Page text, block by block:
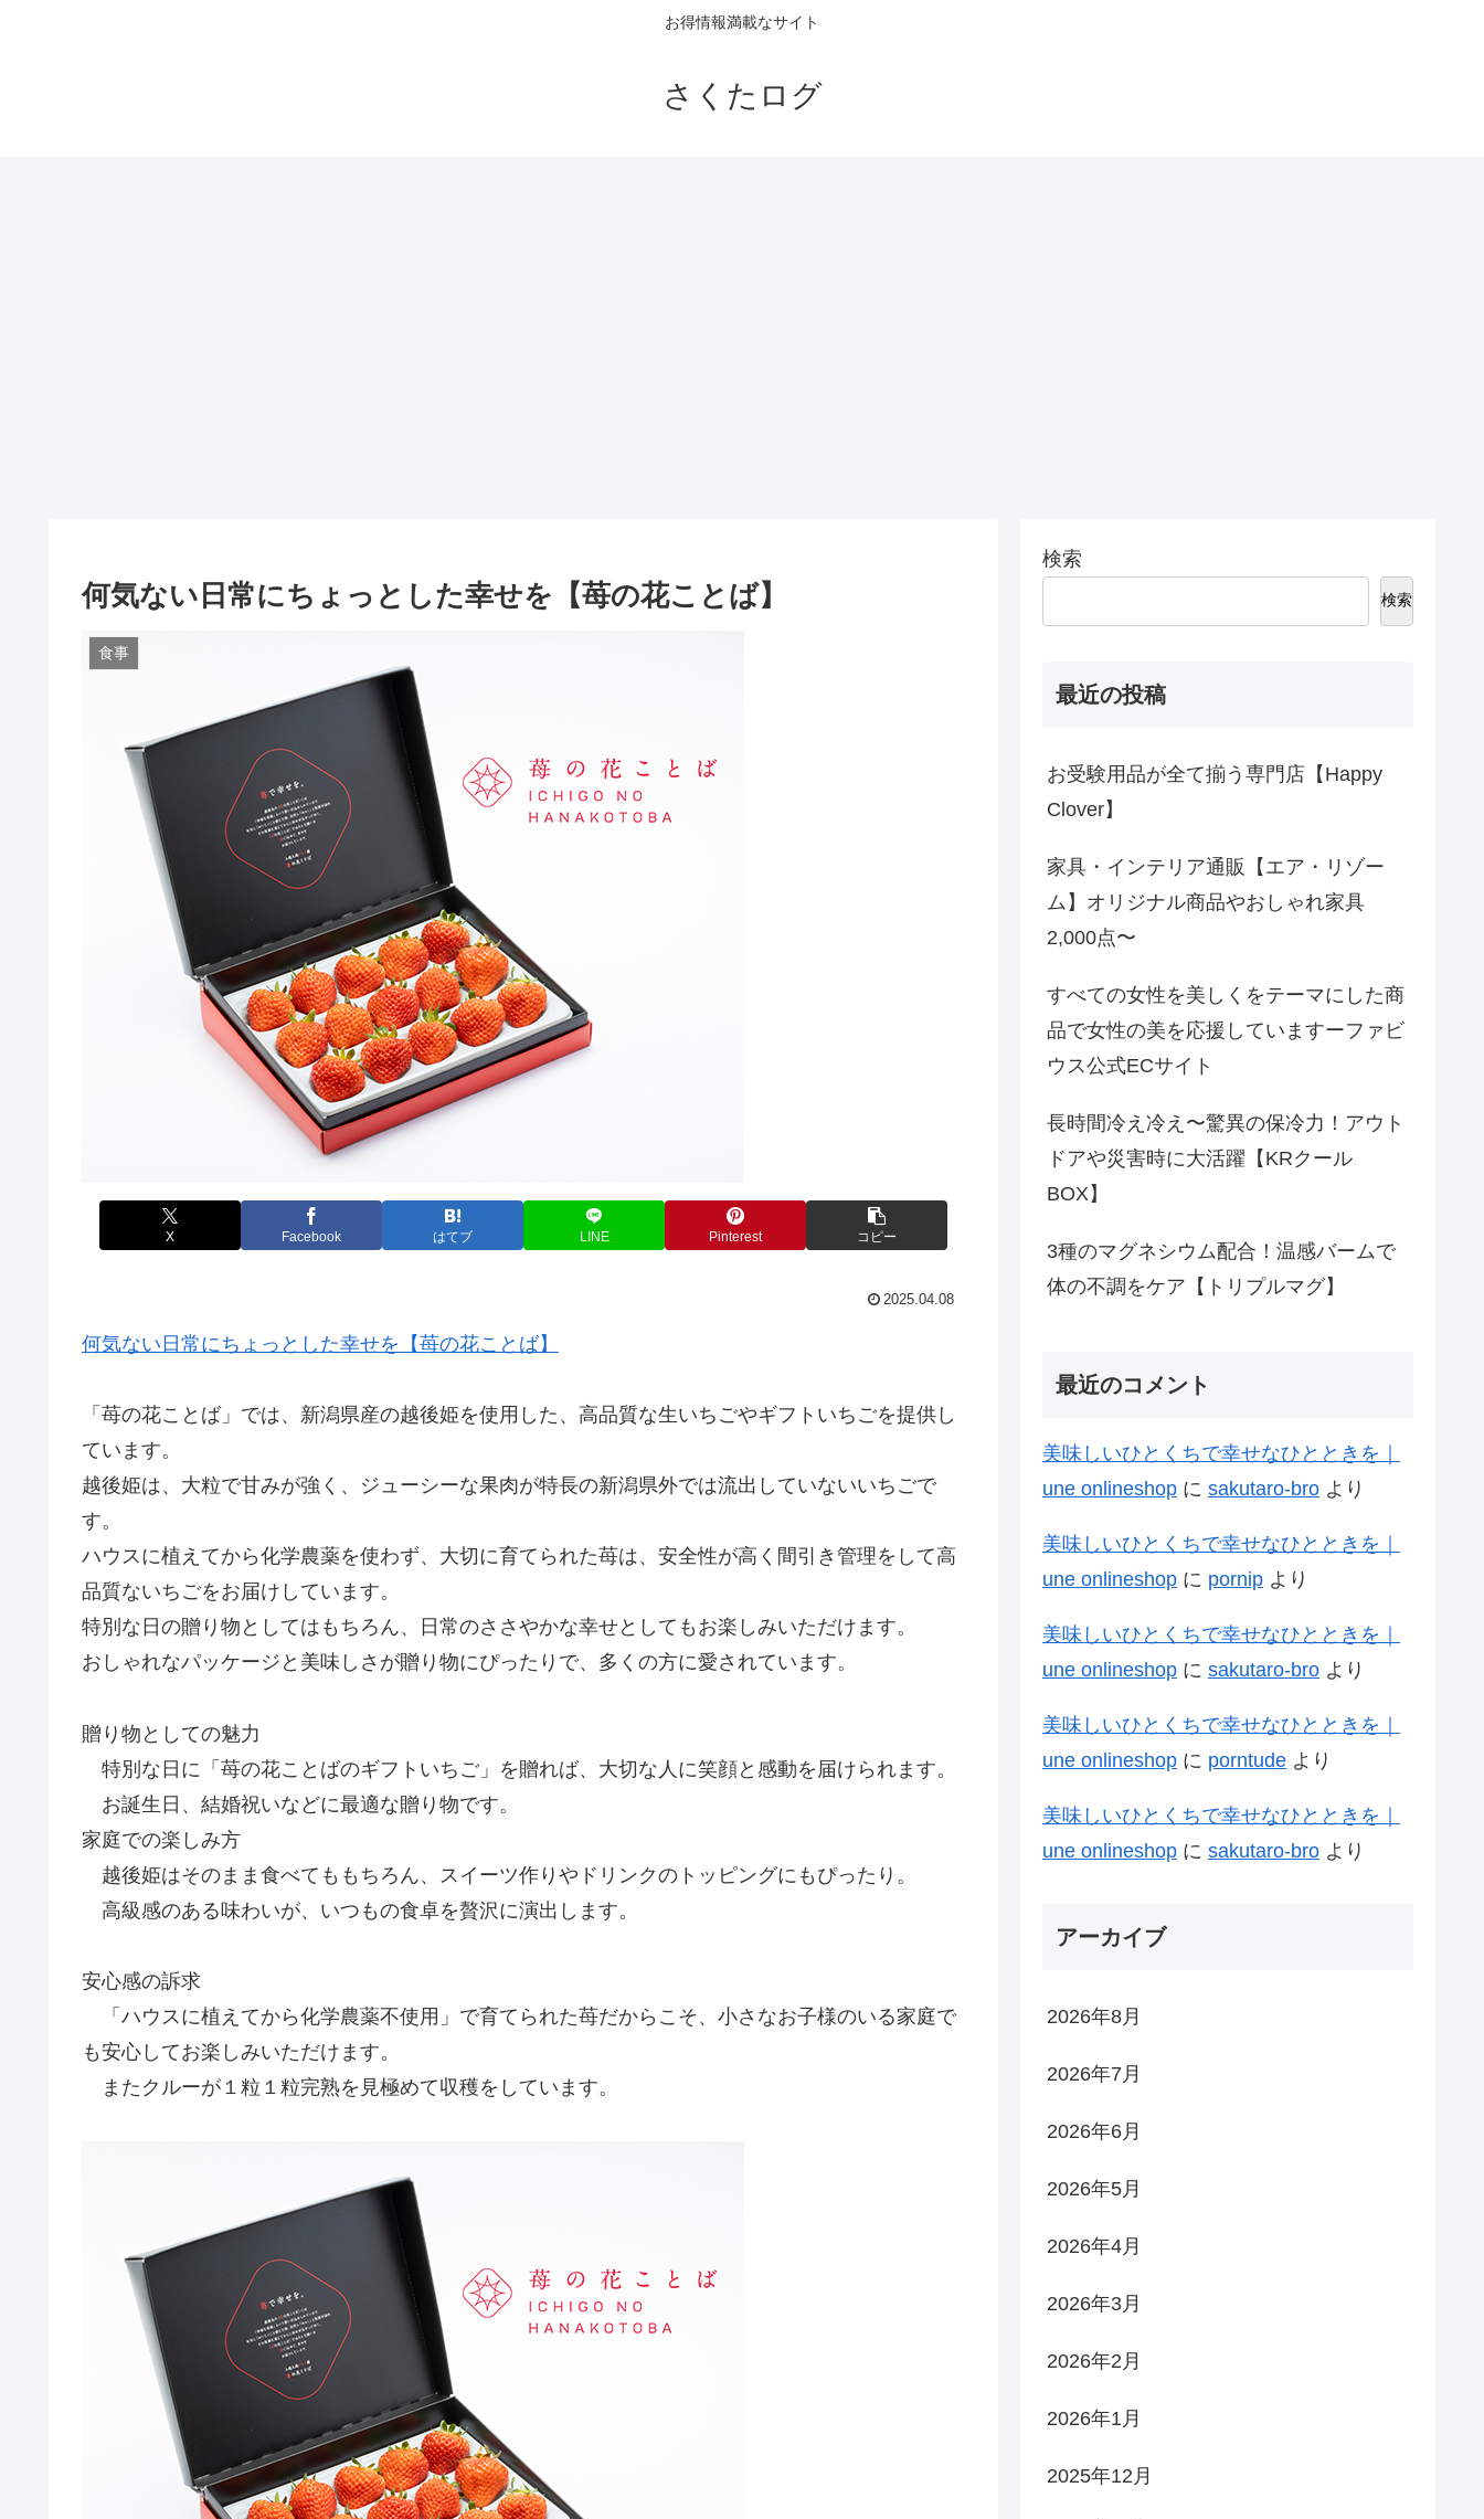
お得情報満載なサイト
さくたログ
何気ない日常にちょっとした幸せを【苺の花ことば】
食事
X Facebook はてブ LINE Pinterest コピー
2025.04.08
何気ない日常にちょっとした幸せを【苺の花ことば】
「苺の花ことば」では、新潟県産の越後姫を使用した、高品質な生いちごやギフトいちごを提供し
ています。
越後姫は、大粒で甘みが強く、ジューシーな果肉が特長の新潟県外では流出していないいちごで
す。
ハウスに植えてから化学農薬を使わず、大切に育てられた苺は、安全性が高く間引き管理をして高
品質ないちごをお届けしています。
特別な日の贈り物としてはもちろん、日常のささやかな幸せとしてもお楽しみいただけます。
おしゃれなパッケージと美味しさが贈り物にぴったりで、多くの方に愛されています。
贈り物としての魅力
特別な日に「苺の花ことばのギフトいちご」を贈れば、大切な人に笑顔と感動を届けられます。
お誕生日、結婚祝いなどに最適な贈り物です。
家庭での楽しみ方
越後姫はそのまま食べてももちろん、スイーツ作りやドリンクのトッピングにもぴったり。
高級感のある味わいが、いつもの食卓を贅沢に演出します。
安心感の訴求
「ハウスに植えてから化学農薬不使用」で育てられた苺だからこそ、小さなお子様のいる家庭で
も安心してお楽しみいただけます。
またクルーが１粒１粒完熟を見極めて収穫をしています。
検索
検索
最近の投稿
お受験用品が全て揃う専門店【Happy
Clover】
家具・インテリア通販【エア・リゾー
ム】オリジナル商品やおしゃれ家具
2,000点〜
すべての女性を美しくをテーマにした商
品で女性の美を応援していますーファビ
ウス公式ECサイト
長時間冷え冷え〜驚異の保冷力！アウト
ドアや災害時に大活躍【KRクール
BOX】
3種のマグネシウム配合！温感バームで
体の不調をケア【トリプルマグ】
最近のコメント
美味しいひとくちで幸せなひとときを｜
une onlineshop に sakutaro-bro より
美味しいひとくちで幸せなひとときを｜
une onlineshop に pornip より
美味しいひとくちで幸せなひとときを｜
une onlineshop に sakutaro-bro より
美味しいひとくちで幸せなひとときを｜
une onlineshop に porntude より
美味しいひとくちで幸せなひとときを｜
une onlineshop に sakutaro-bro より
アーカイブ
2026年8月
2026年7月
2026年6月
2026年5月
2026年4月
2026年3月
2026年2月
2026年1月
2025年12月